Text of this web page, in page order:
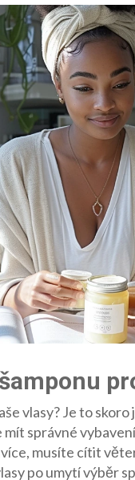
vlasy? Je to
správné
musíte cítit
po umytí výběr